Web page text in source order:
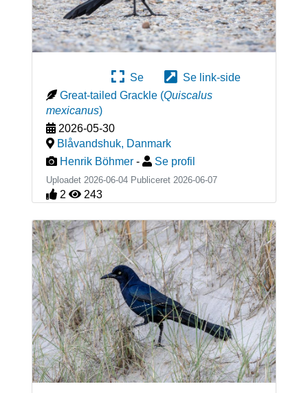
Se
Se link-side
Great-tailed Grackle (Quiscalus
mexicanus)
2026-05-30
Blåvandshuk, Danmark
Henrik Böhmer - Se profil
Uploadet 2026-06-04 Publiceret 2026-06-07
2 243